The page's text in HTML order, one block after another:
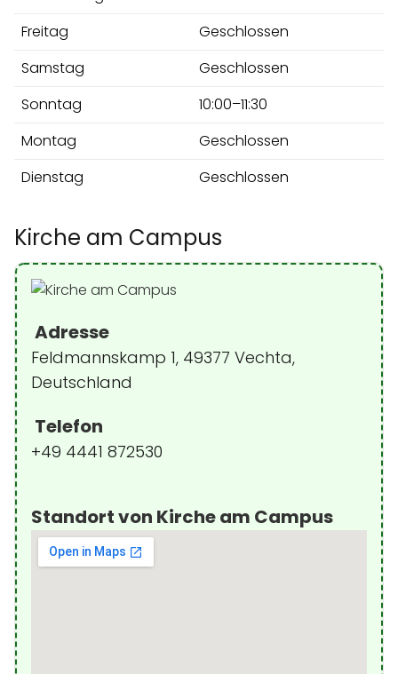
Freitag
Geschlossen
Samstag
Geschlossen
Sonntag
10:00–11:30
Montag
Geschlossen
Dienstag
Geschlossen
Kirche am Campus
Adresse
Feldmannskamp 1, 49377 Vechta,
Deutschland
Telefon
+49 4441 872530
Standort von Kirche am Campus